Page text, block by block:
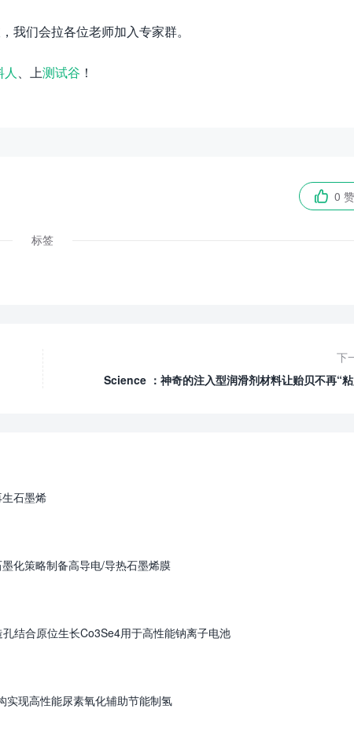
我们会拉各位老师加入专家群。
人、上测试谷 ！
 0 赞
标签
下
Science ：神奇的注入型润滑剂材料让贻贝不再“
石墨烯
化策略制备高导电/导热石墨烯膜
结合原位生长Co3Se4用于高性能钠离子电池
实现高性能尿素氧化辅助节能制氢